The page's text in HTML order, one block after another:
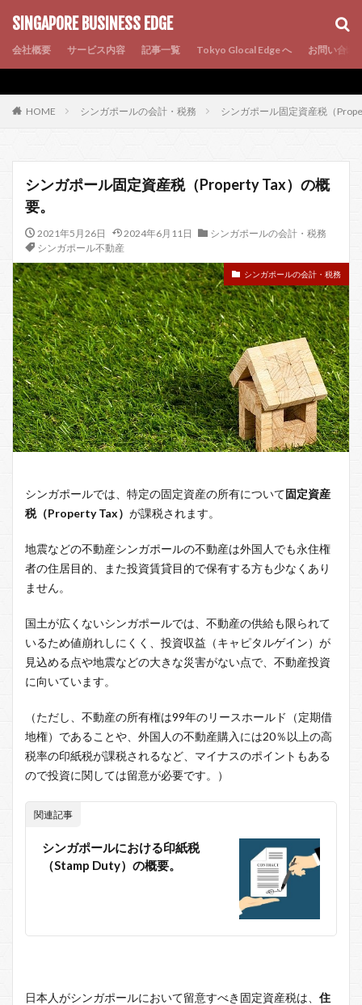
SINGAPORE BUSINESS EDGE
会社概要 サービス内容 記事一覧 Tokyo Glocal Edge へ お問い合わ
HOME シンガポールの会計・税務 シンガポール固定資産税（
シンガポール固定資産税（Property Tax）の概
要。
2021年5月26日 2024年6月11日
シンガポールの会計・税務
シンガポール不動産
シンガポールの会計・税務
シンガポールでは、特定の固定資産の所有について固定資産
税（Property Tax） が課税されます。
地震などの不動産シンガポールの不動産は外国人でも永住権
者の住居目的、また投資賃貸目的で保有する方も少なくあり
ません。
国土が広くないシンガポールでは、不動産の供給も限られて
いるため値崩れしにくく、投資収益（キャピタルゲイン）が
見込める点や地震などの大きな災害がない点で、不動産投資
に向いています。
（ただし、不動産の所有権は99年のリースホールド（定期借
地権）であることや、外国人の不動産購入には20％以上の高
税率の印紙税が課税されるなど、マイナスのポイントもある
ので投資に関しては留意が必要です。）
関連記事
シンガポールにおける印紙税
（Stamp Duty）の概要。
日本人がシンガポールにおいて留意すべき固定資産税は、 住
AMP SEO PWA